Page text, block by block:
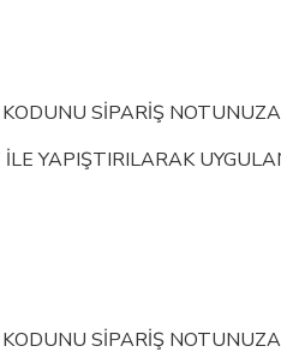
SİPARİŞ
YAPIŞTIRILARAK
SİPARİŞ